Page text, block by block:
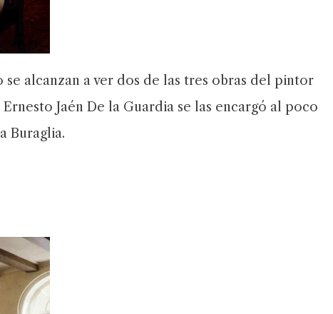
alcanzan a ver dos de las tres obras del pintor
Jaén De la Guardia se las encargó al poco
Buraglia.